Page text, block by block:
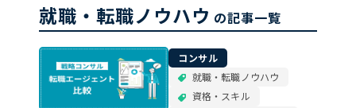
就職・転職ノウハウ の記事一覧
コンサル
就職・転職ノウハウ
資格・スキル